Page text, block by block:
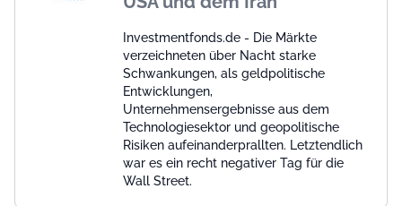
Investmentfonds.de - Die Märkte
verzeichneten über Nacht starke
Schwankungen, als geldpolitische
Entwicklungen,
Unternehmensergebnisse aus dem
Technologiesektor und geopolitische
Risiken aufeinanderprallten. Letztendlich
war es ein recht negativer Tag für die
Wall Street.